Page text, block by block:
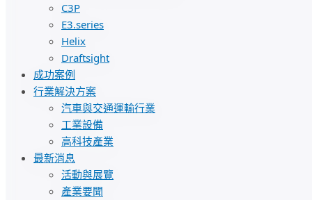
C3P
E3.series
Helix
Draftsight
成功案例
行業解決方案
汽車與交通運輸行業
工業設備
高科技產業
最新消息
活動與展覽
產業要聞